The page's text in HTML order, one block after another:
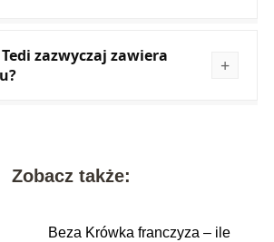
zazwyczaj zawiera
Zobacz także:
Beza Krówka franczyza – ile